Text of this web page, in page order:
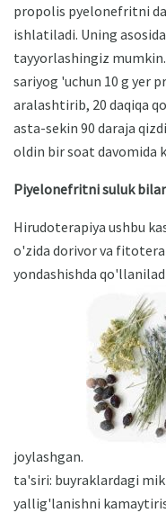
propolis pyelonefritni
ishlatiladi. Uning
tayyorlashingiz
sariyog 'uchun 10 g yer
aralashtirib, 20 daqiqa
asta-sekin 90 daraja
oldin bir soat davomida
Piyelonefritni suluk
Hirudoterapiya ushbu
o'zida dorivor va
yondashishda
joylashgan.
ta'siri: buyraklardagi
yallig'lanishni